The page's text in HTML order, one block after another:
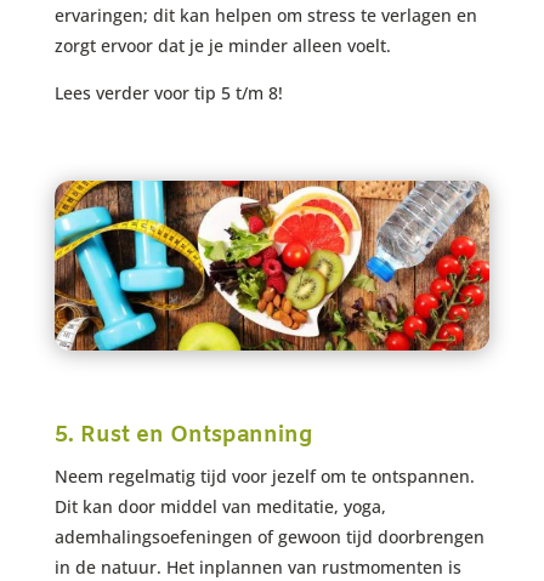
ervaringen; dit kan helpen om stress te verlagen en
zorgt ervoor dat je je minder alleen voelt.
Lees verder voor tip 5 t/m 8!
5. Rust en Ontspanning
Neem regelmatig tijd voor jezelf om te ontspannen.
Dit kan door middel van meditatie, yoga,
ademhalingsoefeningen of gewoon tijd doorbrengen
in de natuur. Het inplannen van rustmomenten is